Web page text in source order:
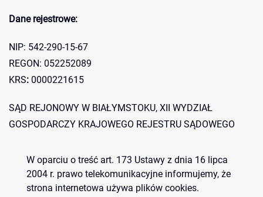
Dane rejestrowe:
NIP: 542-290-15-67
REGON: 052252089
KRS: 0000221615
SĄD REJONOWY W BIAŁYMSTOKU, XII WYDZIAŁ
GOSPODARCZY KRAJOWEGO REJESTRU SĄDOWEGO
Konto bankowe:
Bank Spółdzielczy O/d w Zaściankach 07 8060 0004 0842
W oparciu o treść art. 173 Ustawy z dnia 16 lipca
2004 r. prawo telekomunikacyjne informujemy, że
strona internetowa używa plików cookies.